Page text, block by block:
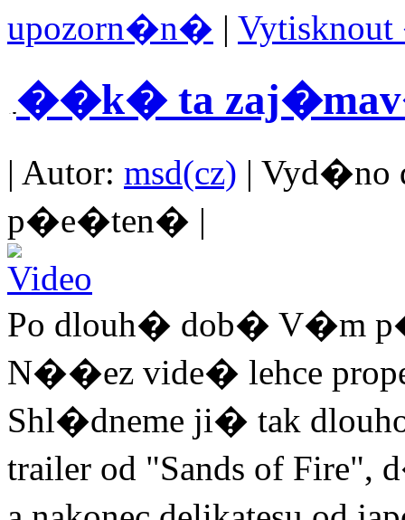
upozorn�n� |
��k� ta
| Autor: msd(cz) | Vyd�no
p�e�ten� |
Po dlouh� dob� V�m
N��ez vide� lehce
Shl�dneme ji� tak
trailer od "Sands of